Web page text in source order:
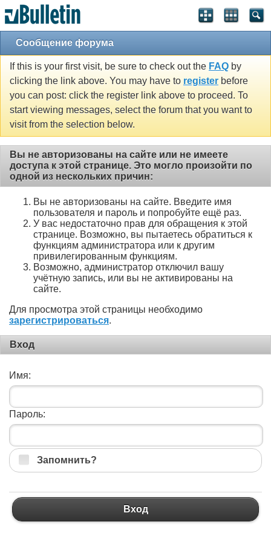
Сообщение форума
If this is your first visit, be sure to check out the FAQ by
clicking the link above. You may have to register before
you can post: click the register link above to proceed. To
start viewing messages, select the forum that you want to
visit from the selection below.
Вы не авторизованы на сайте или не имеете
доступа к этой странице. Это могло произойти по
одной из нескольких причин:
Вы не авторизованы на сайте. Введите имя
пользователя и пароль и попробуйте ещё раз.
У вас недостаточно прав для обращения к этой
странице. Возможно, вы пытаетесь обратиться к
функциям администратора или к другим
привилегированным функциям.
Возможно, администратор отключил вашу
учётную запись, или вы не активированы на
сайте.
Для просмотра этой страницы необходимо
зарегистрироваться.
Вход
Имя:
Пароль:
Запомнить?
Вход